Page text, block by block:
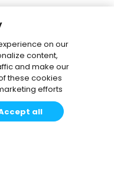
on our
content,
and make our
these cookies
efforts
all